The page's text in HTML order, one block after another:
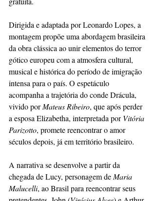
Dirigida e adaptada por Leonardo Lopes, a
montagem propõe uma abordagem brasileira
da obra clássica ao unir elementos do terror
gótico europeu com a atmosfera cultural,
musical e histórica do período de imigração
intensa para o país. O espetáculo
acompanha a trajetória do conde Drácula,
vivido por Mateus Ribeiro, que após perder
a esposa Elizabetha, interpretada por Vitória
Parizotto, promete reencontrar o amor
séculos depois, já em território brasileiro.
A narrativa se desenvolve a partir da
chegada de Lucy, personagem de Maria
Malucelli, ao Brasil para reencontrar seus